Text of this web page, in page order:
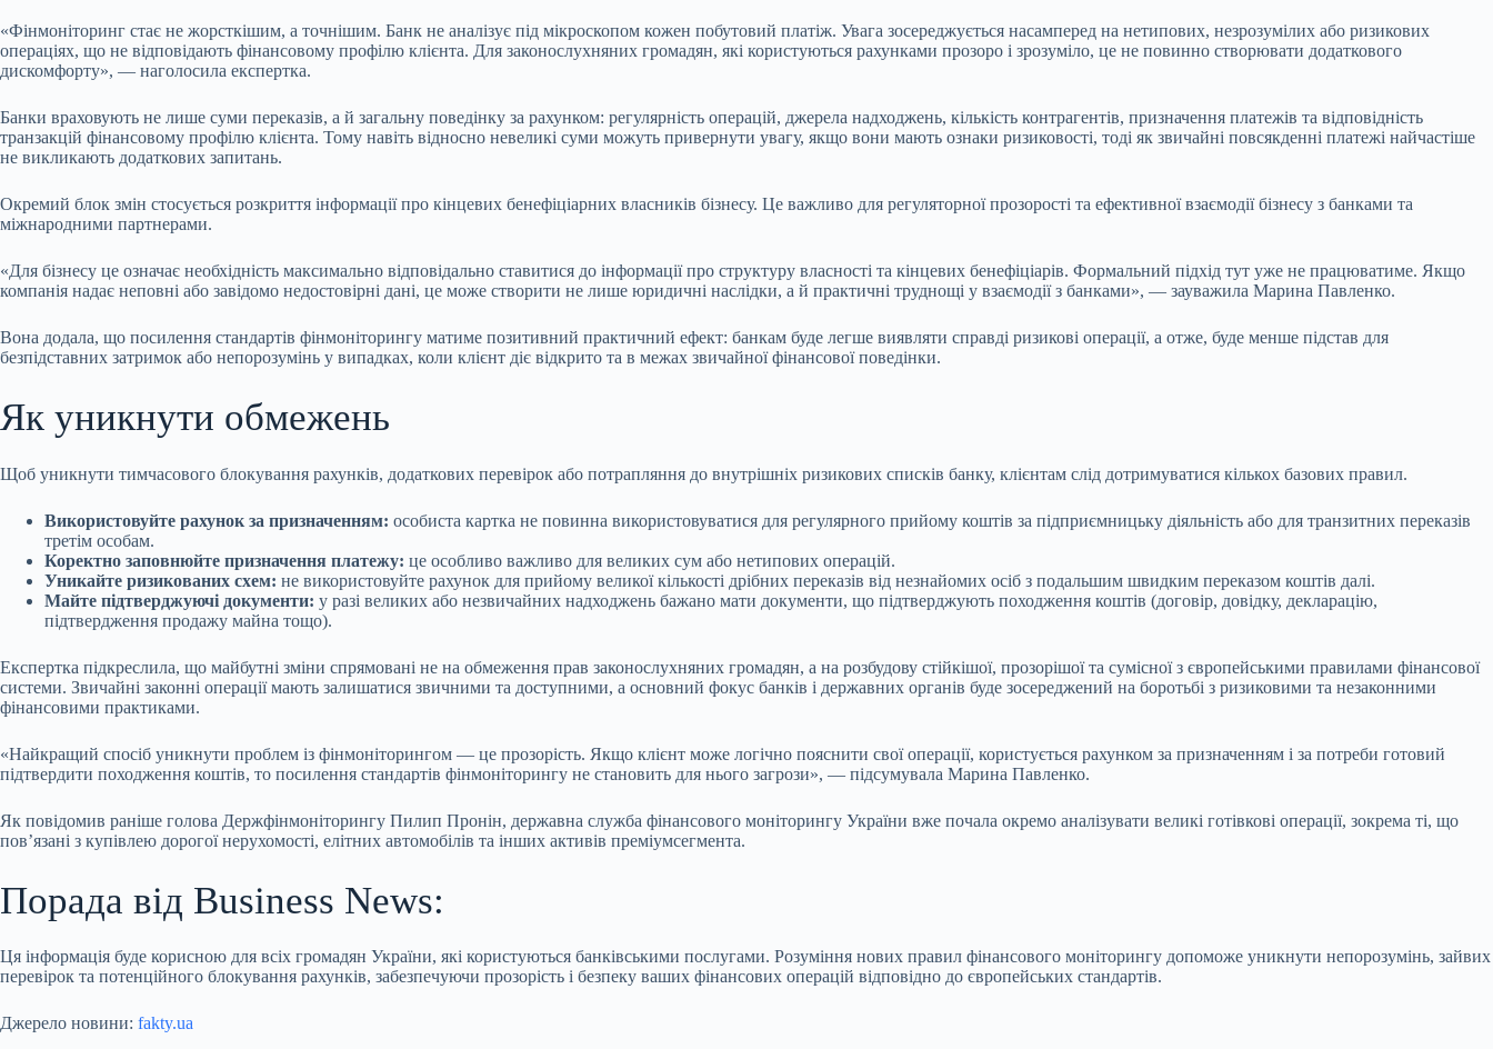
«Фінмоніторинг стає не жорсткішим, а точнішим. Банк не аналізує під мікроскопом кожен побутовий платіж. Увага зосереджується насамперед на нетипових, незрозумілих або ризикових
операціях, що не відповідають фінансовому профілю клієнта. Для законослухняних громадян, які користуються рахунками прозоро і зрозуміло, це не повинно створювати додаткового
дискомфорту», — наголосила експертка.
Банки враховують не лише суми переказів, а й загальну поведінку за рахунком: регулярність операцій, джерела надходжень, кількість контрагентів, призначення платежів та відповідність
транзакцій фінансовому профілю клієнта. Тому навіть відносно невеликі суми можуть привернути увагу, якщо вони мають ознаки ризиковості, тоді як звичайні повсякденні платежі найчастіше
не викликають додаткових запитань.
Окремий блок змін стосується розкриття інформації про кінцевих бенефіціарних власників бізнесу. Це важливо для регуляторної прозорості та ефективної взаємодії бізнесу з банками та
міжнародними партнерами.
«Для бізнесу це означає необхідність максимально відповідально ставитися до інформації про структуру власності та кінцевих бенефіціарів. Формальний підхід тут уже не працюватиме. Якщо
компанія надає неповні або завідомо недостовірні дані, це може створити не лише юридичні наслідки, а й практичні труднощі у взаємодії з банками», — зауважила Марина Павленко.
Вона додала, що посилення стандартів фінмоніторингу матиме позитивний практичний ефект: банкам буде легше виявляти справді ризикові операції, а отже, буде менше підстав для
безпідставних затримок або непорозумінь у випадках, коли клієнт діє відкрито та в межах звичайної фінансової поведінки.
Як уникнути обмежень
Щоб уникнути тимчасового блокування рахунків, додаткових перевірок або потрапляння до внутрішніх ризикових списків банку, клієнтам слід дотримуватися кількох базових правил.
Використовуйте рахунок за призначенням: особиста картка не повинна використовуватися для регулярного прийому коштів за підприємницьку діяльність або для транзитних переказів
третім особам.
Коректно заповнюйте призначення платежу: це особливо важливо для великих сум або нетипових операцій.
Уникайте ризикованих схем: не використовуйте рахунок для прийому великої кількості дрібних переказів від незнайомих осіб з подальшим швидким переказом коштів далі.
Майте підтверджуючі документи: у разі великих або незвичайних надходжень бажано мати документи, що підтверджують походження коштів (договір, довідку, декларацію,
підтвердження продажу майна тощо).
Експертка підкреслила, що майбутні зміни спрямовані не на обмеження прав законослухняних громадян, а на розбудову стійкішої, прозорішої та сумісної з європейськими правилами фінансової
системи. Звичайні законні операції мають залишатися звичними та доступними, а основний фокус банків і державних органів буде зосереджений на боротьбі з ризиковими та незаконними
фінансовими практиками.
«Найкращий спосіб уникнути проблем із фінмоніторингом — це прозорість. Якщо клієнт може логічно пояснити свої операції, користується рахунком за призначенням і за потреби готовий
підтвердити походження коштів, то посилення стандартів фінмоніторингу не становить для нього загрози», — підсумувала Марина Павленко.
Як повідомив раніше голова Держфінмоніторингу Пилип Пронін, державна служба фінансового моніторингу України вже почала окремо аналізувати великі готівкові операції, зокрема ті, що
пов’язані з купівлею дорогої нерухомості, елітних автомобілів та інших активів преміумсегмента.
Порада від Business News:
Ця інформація буде корисною для всіх громадян України, які користуються банківськими послугами. Розуміння нових правил фінансового моніторингу допоможе уникнути непорозумінь, зайвих
перевірок та потенційного блокування рахунків, забезпечуючи прозорість і безпеку ваших фінансових операцій відповідно до європейських стандартів.
Джерело новини: fakty.ua